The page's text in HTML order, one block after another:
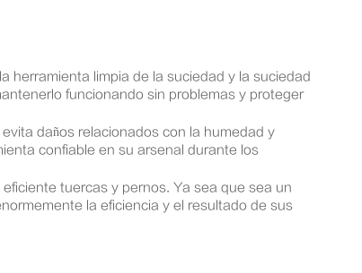
herramienta limpia de la suciedad y la suciedad
funcionando sin problemas y proteger
daños relacionados con la humedad y
confiable en su arsenal durante los
tuercas y pernos. Ya sea que sea un
la eficiencia y el resultado de sus